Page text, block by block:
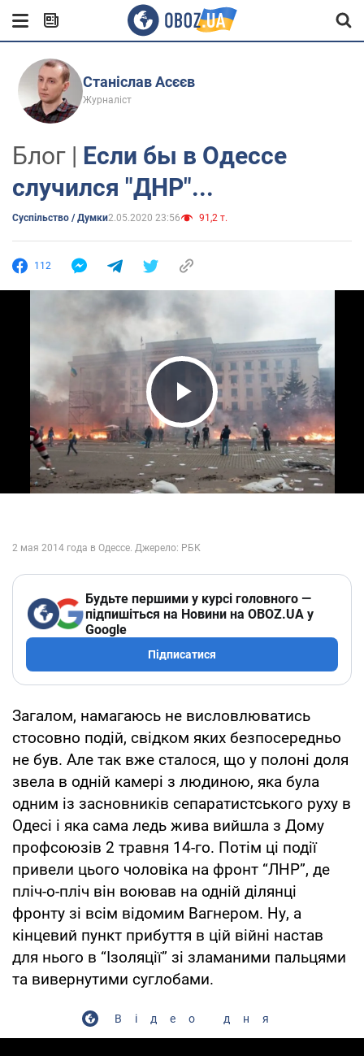
Станіслав Асєєв
Журналіст
Блог | Если бы в Одессе
случился "ДНР"...
Суспільство / Думки2.05.2020 23:56 91,2 т.
112
Play Video
Будьте першими у курсі головного —
підпишіться на Новини на OBOZ.UA у
Google
Підписатися
Загалом, намагаюсь не висловлюватись
стосовно подій, свідком яких безпосередньо
не був. Але так вже сталося, що у полоні доля
звела в одній камері з людиною, яка була
одним із засновників сепаратистського руху в
Одесі і яка сама ледь жива вийшла з Дому
профсоюзів 2 травня 14-го. Потім ці події
привели цього чоловіка на фронт “ЛНР”, де
пліч-о-пліч він воював на одній ділянці
фронту зі всім відомим Вагнером. Ну, а
кінцевий пункт прибуття в цій війні настав
для нього в “Ізоляції” зі зламаними пальцями
та вивернутими суглобами.
Відео дня